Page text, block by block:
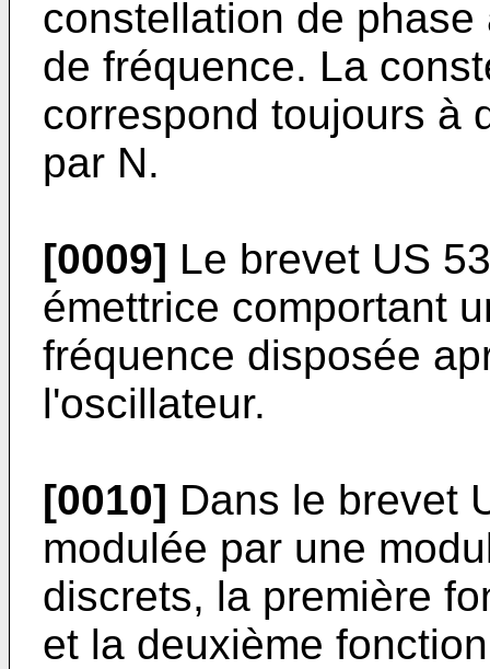
constellation de
de fréquence. La
correspond toujours à
par N.
[0009] Le brevet US
émettrice comportant
fréquence disposée
l'oscillateur.
[0010] Dans le brevet
modulée par une
discrets, la première
et la deuxième